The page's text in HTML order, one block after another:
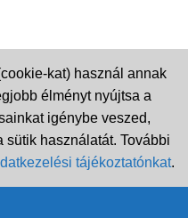
kat) használ annak
élményt nyújtsa a
igénybe veszed,
használatát. További
tájékoztatónkat.